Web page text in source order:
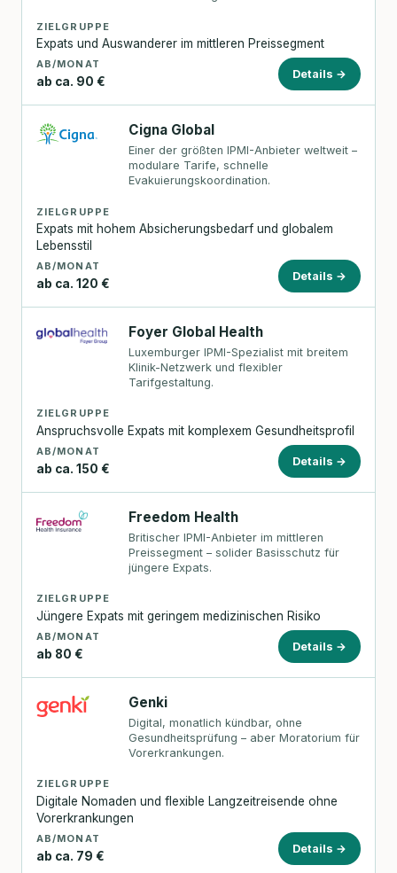
ZIELGRUPPE
Expats und Auswanderer im mittleren Preissegment
AB/MONAT
ab ca. 90 €
Details →
Cigna Global
Einer der größten IPMI-Anbieter weltweit –
modulare Tarife, schnelle
Evakuierungskoordination.
ZIELGRUPPE
Expats mit hohem Absicherungsbedarf und globalem
Lebensstil
AB/MONAT
ab ca. 120 €
Details →
Foyer Global Health
Luxemburger IPMI-Spezialist mit breitem
Klinik-Netzwerk und flexibler
Tarifgestaltung.
ZIELGRUPPE
Anspruchsvolle Expats mit komplexem Gesundheitsprofil
AB/MONAT
ab ca. 150 €
Details →
Freedom Health
Britischer IPMI-Anbieter im mittleren
Preissegment – solider Basisschutz für
jüngere Expats.
ZIELGRUPPE
Jüngere Expats mit geringem medizinischen Risiko
AB/MONAT
ab 80 €
Details →
Genki
Digital, monatlich kündbar, ohne
Gesundheitsprüfung – aber Moratorium für
Vorerkrankungen.
ZIELGRUPPE
Digitale Nomaden und flexible Langzeitreisende ohne
Vorerkrankungen
AB/MONAT
ab ca. 79 €
Details →